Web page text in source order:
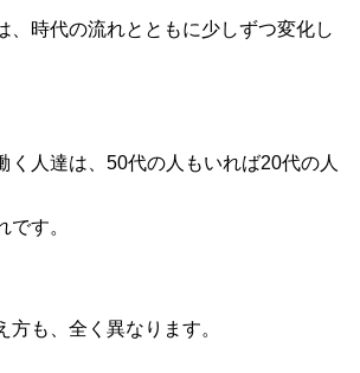
、時代の流れとともに少しずつ変化し
く人達は、50代の人もいれば20代の人
です。
方も、全く異なります。